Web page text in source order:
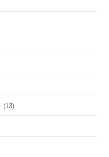
(13)